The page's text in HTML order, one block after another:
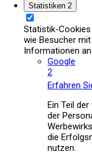
Statistiken 2
Statistik-
wie Besucher
Informationen
Google
2
Erfahren
Ein Teil
der
die
nutzen.